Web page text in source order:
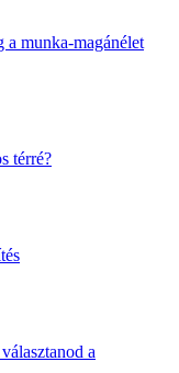
a munka-magánélet
térré?
a